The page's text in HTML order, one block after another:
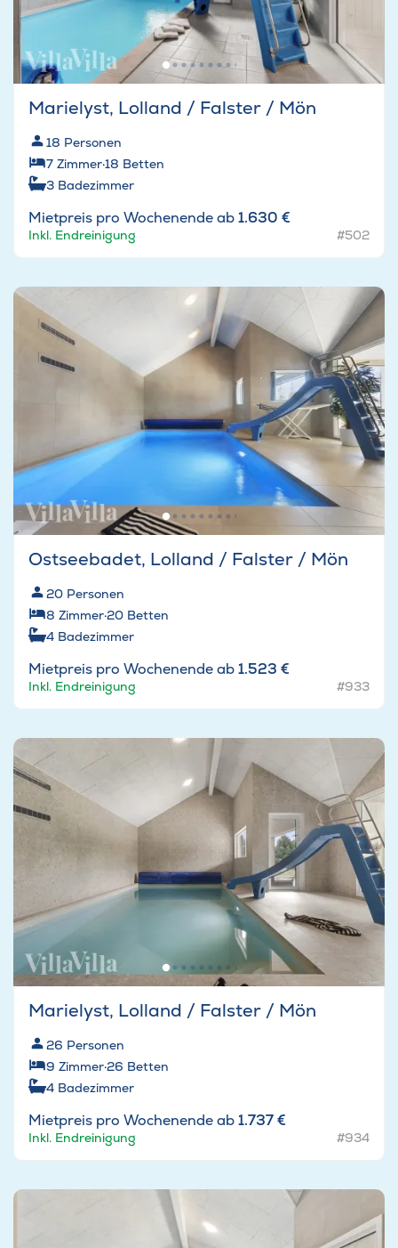
Marielyst, Lolland / Falster / Mön
18 Personen
7 Zimmer·18 Betten
3 Badezimmer
Mietpreis pro Wochenende ab1.630 €
Inkl. Endreinigung #502
Ostseebadet, Lolland / Falster / Mön
20 Personen
8 Zimmer·20 Betten
4 Badezimmer
Mietpreis pro Wochenende ab1.523 €
Inkl. Endreinigung #933
Marielyst, Lolland / Falster / Mön
26 Personen
9 Zimmer·26 Betten
4 Badezimmer
Mietpreis pro Wochenende ab1.737 €
Inkl. Endreinigung #934